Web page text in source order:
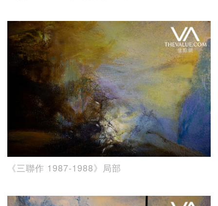
《三聯作 1987-1988》局部